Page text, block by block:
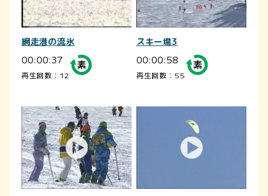
網走港の流氷
00:00:37
再生回数：12
スキー場3
00:00:58
再生回数：55